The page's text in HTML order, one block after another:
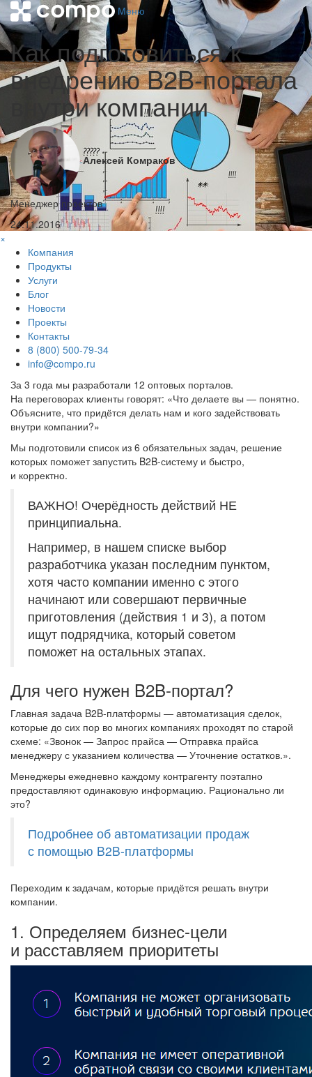
Меню
Как подготовиться к
внедрению B2B-портала
внутри компании
Алексей Комраков
Менеджер проектов
24.11.2016
×
Компания
Продукты
Услуги
Блог
Новости
Проекты
Контакты
8 (800) 500-79-34
info@compo.ru
За 3 года мы разработали 12 оптовых порталов.
На переговорах клиенты говорят: «Что делаете вы — понятно.
Объясните, что придётся делать нам и кого задействовать
внутри компании?»
Мы подготовили список из 6 обязательных задач, решение
которых поможет запустить B2B-систему и быстро,
и корректно.
ВАЖНО! Очерёдность действий НЕ
принципиальна.
Например, в нашем списке выбор
разработчика указан последним пунктом,
хотя часто компании именно с этого
начинают или совершают первичные
приготовления (действия 1 и 3), а потом
ищут подрядчика, который советом
поможет на остальных этапах.
Для чего нужен B2B-портал?
Главная задача B2B-платформы — автоматизация сделок,
которые до сих пор во многих компаниях проходят по старой
схеме: «Звонок — Запрос прайса — Отправка прайса
менеджеру с указанием количества — Уточнение остатков.».
Менеджеры ежедневно каждому контрагенту поэтапно
предоставляют одинаковую информацию. Рационально ли
это?
Подробнее об автоматизации продаж
с помощью B2B-платформы
Переходим к задачам, которые придётся решать внутри
компании.
1. Определяем бизнес-цели
и расставляем приоритеты